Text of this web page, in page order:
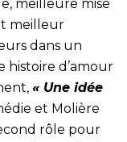
meilleure mise
meilleur
dans un
histoire d’amour
« Une idée
et Molière
rôle pour